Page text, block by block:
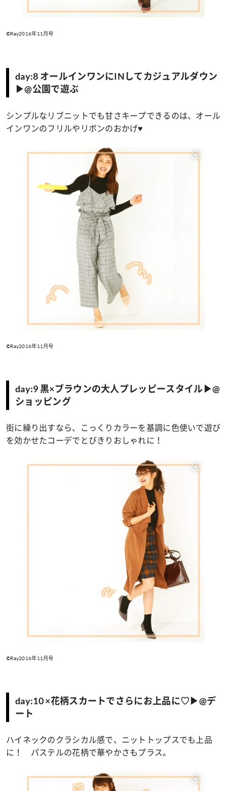
©Ray2016年11月号
day:8 オールインワンにINしてカジュアルダウン
▶@公園で遊ぶ
シンプルなリブニットでも甘さキープできるのは、オール
インワンのフリルやリボンのおかげ♥
©Ray2016年11月号
day:9 黒×ブラウンの大人プレッピースタイル▶@
ショッピング
街に繰り出すなら、こっくりカラーを基調に色使いで遊び
を効かせたコーデでとびきりおしゃれに！
©Ray2016年11月号
day:10 ×花柄スカートでさらにお上品に♡▶@デ
ート
ハイネックのクラシカル感で、ニットトップスでも上品
に！ パステルの花柄で華やかさもプラス。